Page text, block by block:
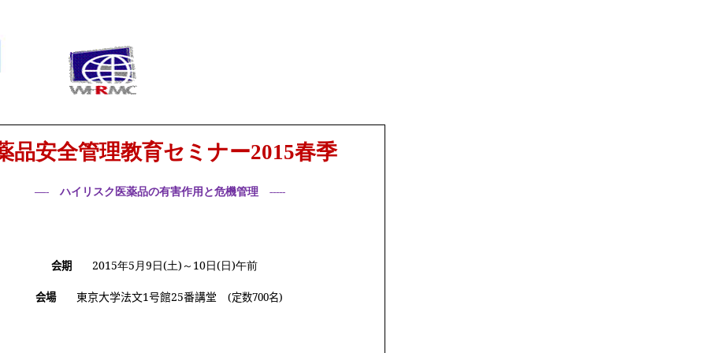
品安全管理教育セミナー2015春季
―-ハイリスク医薬品の有害作用と危機管理 -----
会期 2015年5月9日(土) ～ 10日(日)午前
会場 東京大学法文1号館25番講堂(定数700名)